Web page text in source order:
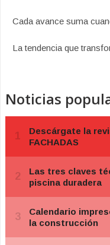
Cada avance suma
La tendencia que
Noticias